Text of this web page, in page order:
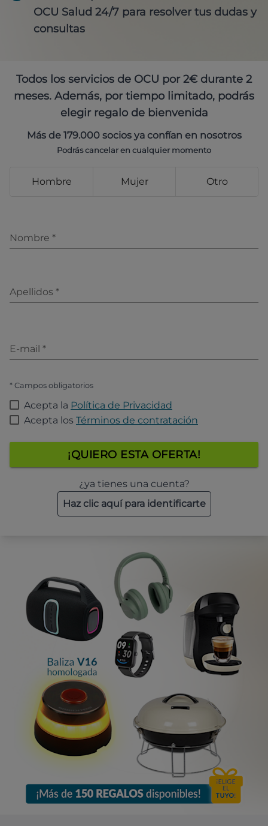
OCU Salud 24/7 para resolver tus dudas y
consultas
Todos los servicios de OCU por 2€ durante 2
meses. Además, por tiempo limitado, podrás
elegir regalo de bienvenida
Más de 179.000 socios ya confían en nosotros
Podrás cancelar en cualquier momento
Hombre Mujer Otro
Nombre *
Apellidos *
E-mail *
* Campos obligatorios
Acepta la Política de Privacidad
Acepta los Términos de contratación
¡QUIERO ESTA OFERTA!
¿ya tienes una cuenta?
Haz clic aquí para identificarte